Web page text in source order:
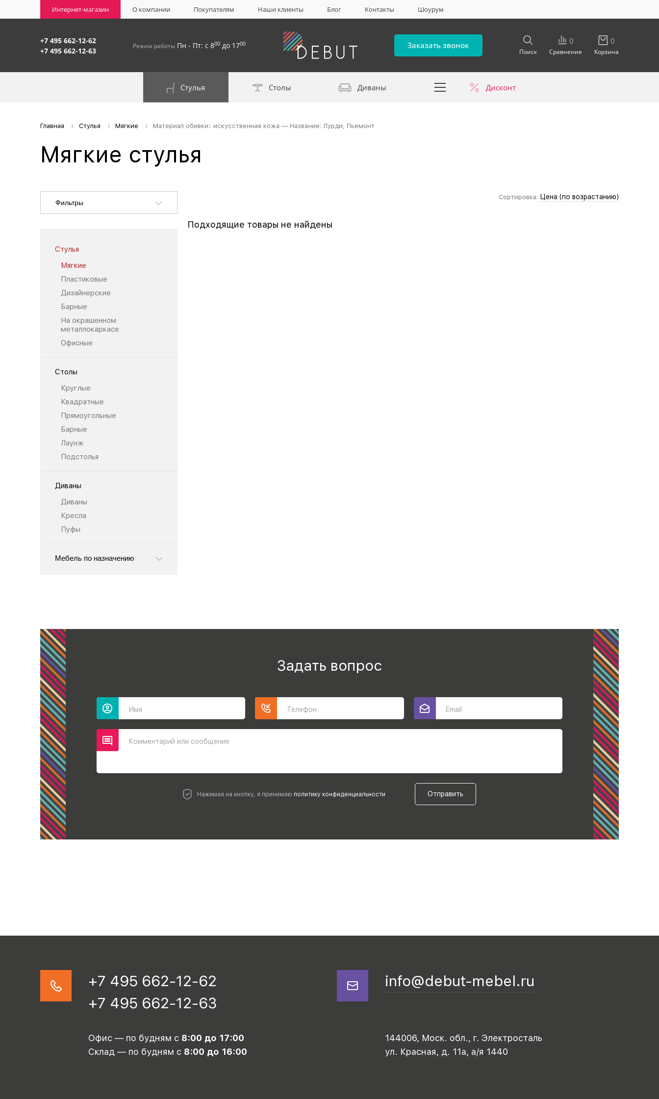
Интернет-магазин О компании Покупателям Наши клиенты Блог Контакты Шоурум
+7 495 662-12-62
+7 495 662-12-63
Режим работы Пн - Пт: с 800 до 1700 Заказать звонок
Поиск
0
Сравнение
0
Корзина
Стулья Столы Диваны Дисконт
Главная Стулья Мягкие Материал обивки:: искусственная кожа — Название: Лурди, Пьемонт
Мягкие стулья
Фильтры
Стулья
Мягкие
Пластиковые
Дизайнерские
Барные
На окрашенном
металлокаркасе
Офисные
Столы
Круглые
Квадратные
Прямоугольные
Барные
Лаунж
Подстолья
Диваны
Диваны
Кресла
Пуфы
Мебель по назначению
Сортировка: Цена (по возрастанию)
Подходящие товары не найдены
Задать вопрос
Имя Телефон Email
Комментарий или сообщение
Нажимая на кнопку, я принимаю политику конфиденциальности Отправить
+7 495 662-12-62
+7 495 662-12-63
info@debut-mebel.ru
Офис — по будням с 8:00 до 17:00
Склад — по будням с 8:00 до 16:00
144006, Моск. обл., г. Электросталь
ул. Красная, д. 11а, а/я 1440